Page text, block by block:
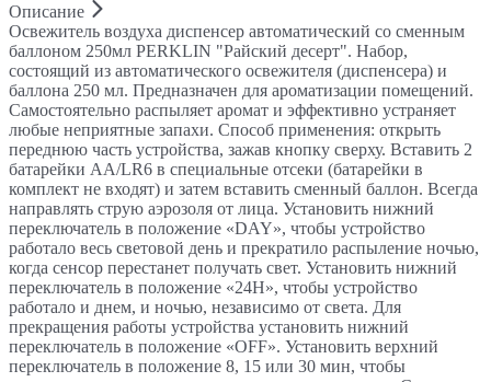
Описание
Освежитель воздуха диспенсер автоматический со сменным
баллоном 250мл PERKLIN "Райский десерт". Набор,
состоящий из автоматического освежителя (диспенсера) и
баллона 250 мл. Предназначен для ароматизации помещений.
Самостоятельно распыляет аромат и эффективно устраняет
любые неприятные запахи. Способ применения: открыть
переднюю часть устройства, зажав кнопку сверху. Вставить 2
батарейки AA/LR6 в специальные отсеки (батарейки в
комплект не входят) и затем вставить сменный баллон. Всегда
направлять струю аэрозоля от лица. Установить нижний
переключатель в положение «DAY», чтобы устройство
работало весь световой день и прекратило распыление ночью,
когда сенсор перестанет получать свет. Установить нижний
переключатель в положение «24Н», чтобы устройство
работало и днем, и ночью, независимо от света. Для
прекращения работы устройства установить нижний
переключатель в положение «OFF». Установить верхний
переключатель в положение 8, 15 или 30 мин, чтобы